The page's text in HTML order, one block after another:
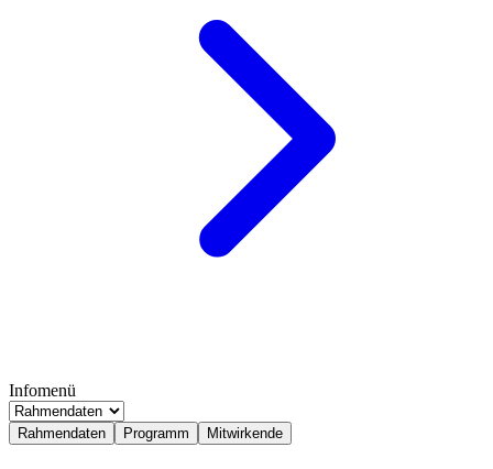
Infomenü
Rahmendaten Programm Mitwirkende